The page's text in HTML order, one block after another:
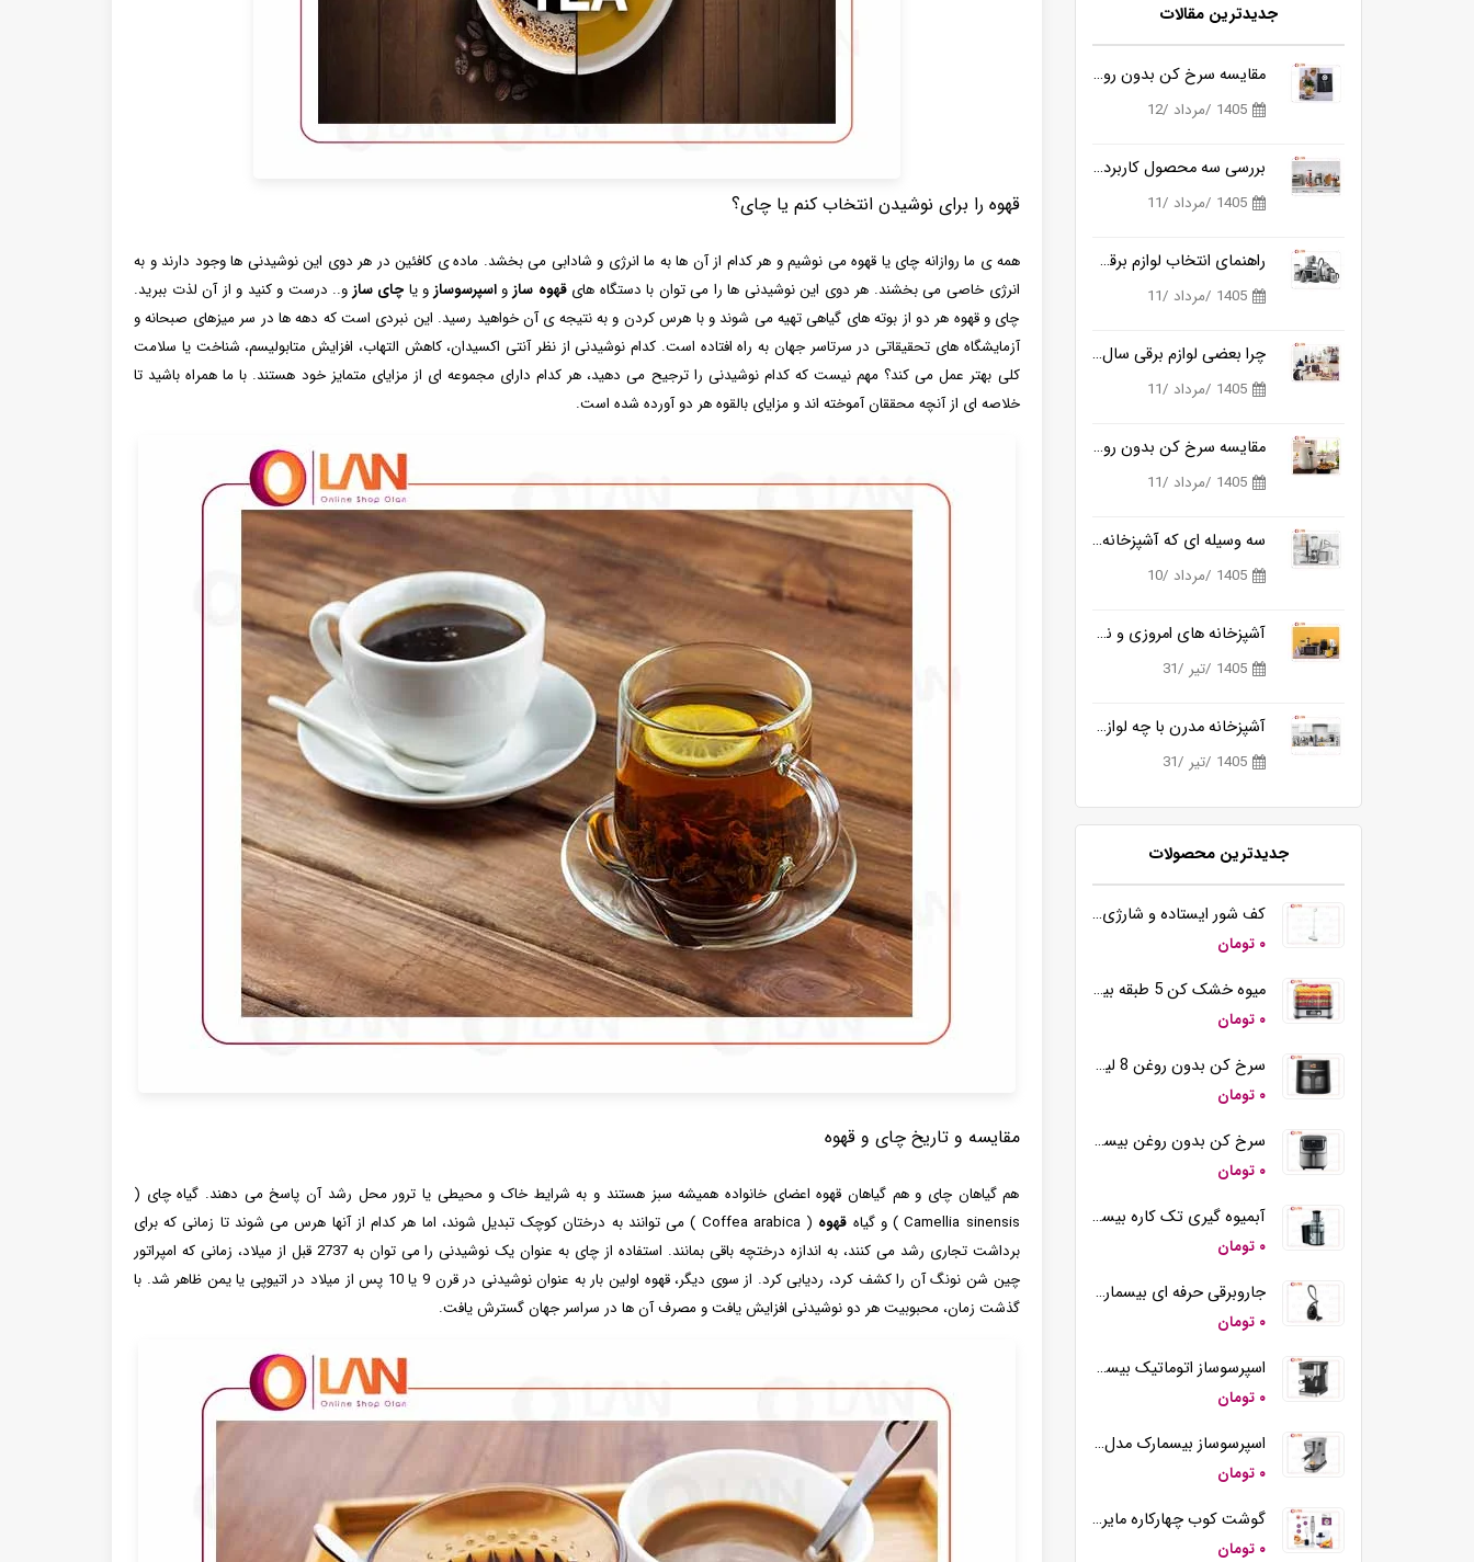
قهوه را برای نوشیدن انتخاب کنم یا چای؟
همه ی ما روازانه چای یا قهوه می نوشیم و هر کدام از آن ها به ما انرژی و شادابی می بخشد. ماده ی کافئین در هر دوی این نوشیدنی ها وجود دارند و به
انرژی خاصی می بخشند. هر دوی این نوشیدنی ها را می توان با دستگاه هایقهوه سازواسپرسوساز و یا چای ساز و.. درست و کنید و از آن لذت ببرید.
چای و قهوه هر دو از بوته های گیاهی تهیه می شوند و با هرس کردن و به نتیجه ی آن خواهید رسید. این نبردی است که دهه‌ ها در سر میزهای صبحانه و
آزمایشگاه‌ های تحقیقاتی در سرتاسر جهان به راه افتاده است. کدام نوشیدنی از نظر آنتی اکسیدان، کاهش التهاب، افزایش متابولیسم، شناخت یا سلامت
کلی بهتر عمل می کند؟ مهم نیست که کدام نوشیدنی را ترجیح می دهید، هر کدام دارای مجموعه ای از مزایای متمایز خود هستند. با ما همراه باشید تا
خلاصه ای از آنچه محققان آموخته اند و مزایای بالقوه هر دو آورده شده است.
مقایسه و تاریخ چای و قهوه
هم گیاهان چای و هم گیاهان قهوه اعضای خانواده همیشه سبز هستند و به شرایط خاک و محیطی یا ترور محل رشد آن پاسخ می دهند. گیاه چای (
Camellia sinensis ) و گیاه
قهوه
( Coffea arabica ) می توانند به درختان کوچک تبدیل شوند، اما هر کدام از آنها هرس می شوند تا زمانی که برای
برداشت تجاری رشد می کنند، به اندازه درختچه باقی بمانند. استفاده از چای به عنوان یک نوشیدنی را می توان به 2737 قبل از میلاد، زمانی که امپراتور
چین شن نونگ آن را کشف کرد، ردیابی کرد. از سوی دیگر، قهوه اولین بار به عنوان نوشیدنی در قرن 9 یا 10 پس از میلاد در اتیوپی یا یمن ظاهر شد. با
گذشت زمان، محبوبیت هر دو نوشیدنی افزایش یافت و مصرف آن ها در سراسر جهان گسترش یافت.
جدیدترین مقالات
مقایسه سرخ کن بدون روغن قدرتمند برای آشپزی سالم تر
1405 /مرداد /12
بررسی سه محصول کاربردی از برندهای کوزانو، روگن و ناسا
1405 /مرداد /11
راهنمای انتخاب لوازم برقی آشپزخانه از اولان کالا
1405 /مرداد /11
چرا بعضی لوازم برقی سال ها در آشپزخانه می مانند و بعضی دیگر خیلی زود کنار گذاشته می شوند؟
1405 /مرداد /11
مقایسه سرخ کن بدون روغن روگن RU-184 و کوزانو KF818
1405 /مرداد /11
سه وسیله ای که آشپزخانه مدرن را کامل می کنند
1405 /مرداد /10
آشپزخانه های امروزی و نیاز به ابزارهای هوشمندتر
1405 /تیر /31
آشپزخانه مدرن با چه لوازمی کامل می شود؟
1405 /تیر /31
جدیدترین محصولات
کف شور ایستاده و شارژی بیسمارک مدل BM5510
۰ تومان
میوه خشک کن 5 طبقه بیسمارک مدل BM3004
۰ تومان
سرخ کن بدون روغن 8 لیتری بیسمارک مدل BM3570
۰ تومان
سرخ کن بدون روغن بیسمارک مدل BM-3558
۰ تومان
آبمیوه گیری تک کاره بیسمارک مدل BM2360
۰ تومان
جاروبرقی حرفه ای بیسمارک مدل BM2109
۰ تومان
اسپرسوساز اتوماتیک بیسمارک مدل BM2290
۰ تومان
اسپرسوساز بیسمارک مدل BM2260
۰ تومان
گوشت کوب چهارکاره مایر مدل MR-194
۰ تومان